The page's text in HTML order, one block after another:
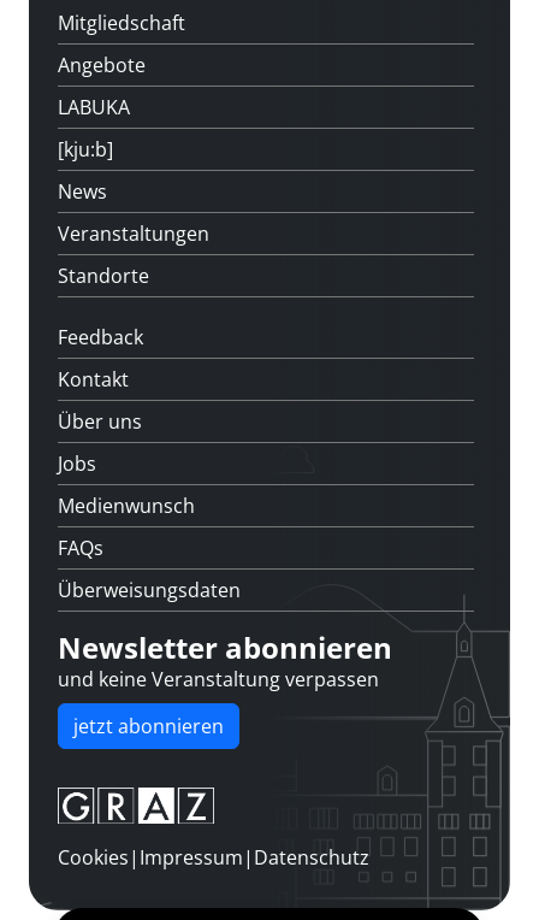
Mitgliedschaft
Angebote
LABUKA
[kju:b]
News
Veranstaltungen
Standorte
Feedback
Kontakt
Über uns
Jobs
Medienwunsch
FAQs
Überweisungsdaten
Newsletter abonnieren
und keine Veranstaltung verpassen
jetzt abonnieren
Cookies| Impressum| Datenschutz